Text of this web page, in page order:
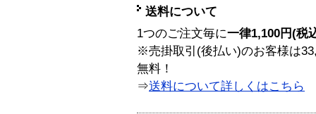
送料について
1つのご注文毎に一律1,100円(税
※売掛取引(後払い)のお客様は
無料！
⇒送料について詳しくはこちら